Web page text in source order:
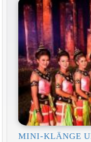
MINI-KLÄNGE